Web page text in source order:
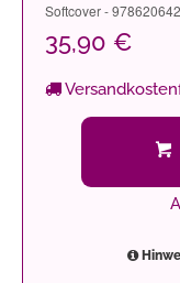
Softcover -
35,90 €